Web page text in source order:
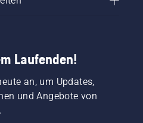
Laufenden!
an, um Updates,
und Angebote von